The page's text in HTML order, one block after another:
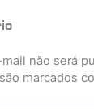
não será
marcados